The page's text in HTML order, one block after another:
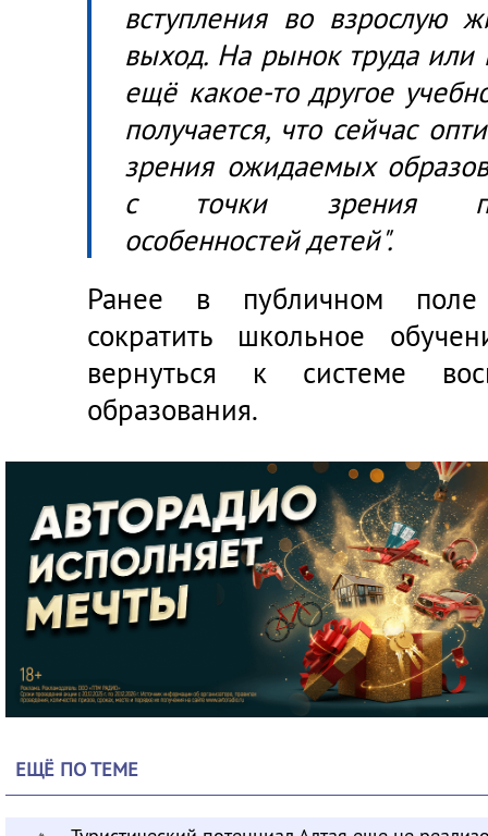
вступления во взрослую
выход. На рынок труда или
ещё какое-то другое
получается, что сейчас
зрения ожидаемых
с точки зрения
особенностей детей".
Ранее в публичном поле
сократить школьное
вернуться к системе
образования.
ЕЩЁ ПО ТЕМЕ